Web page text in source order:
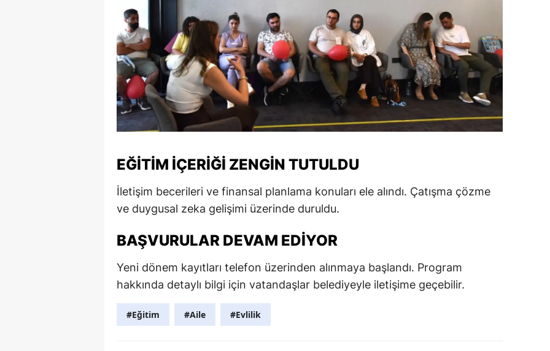
EĞITIM IÇERIĞI ZENGIN TUTULDU
İletişim becerileri ve finansal planlama konuları ele alındı. Çatışma çözme
ve duygusal zeka gelişimi üzerinde duruldu.
BAŞVURULAR DEVAM EDIYOR
Yeni dönem kayıtları telefon üzerinden alınmaya başlandı. Program
hakkında detaylı bilgi için vatandaşlar belediyeyle iletişime geçebilir.
#Eğitim #Aile #Evlilik